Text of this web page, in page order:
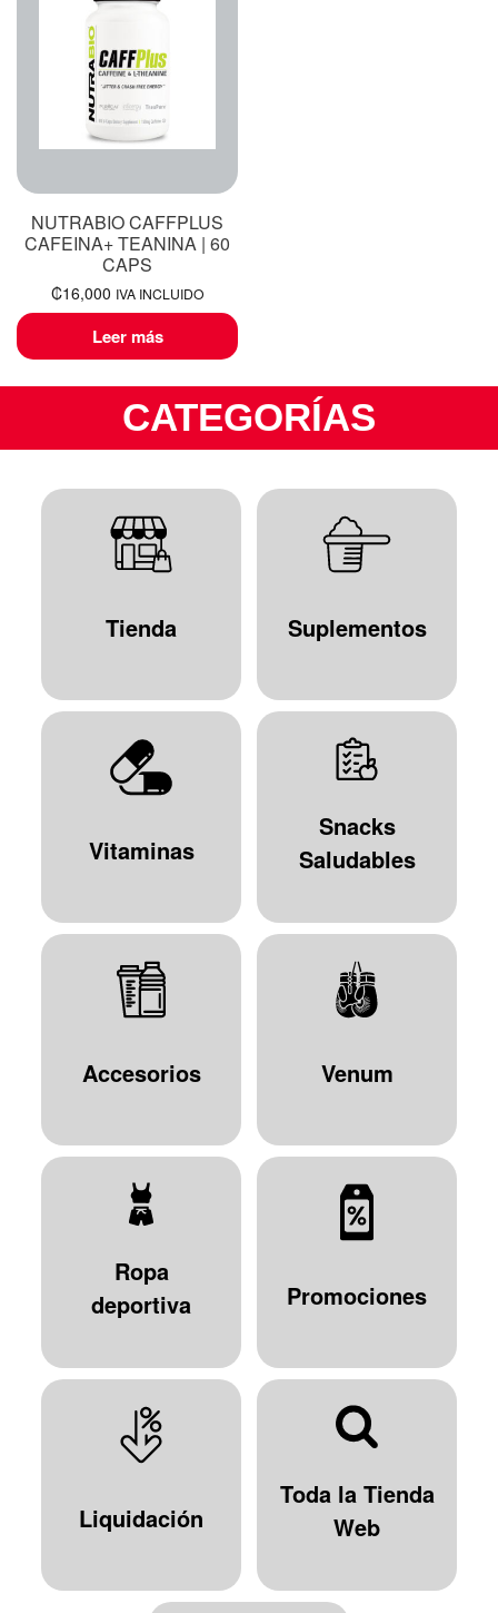
NUTRABIO CAFFPLUS
CAFEINA+ TEANINA | 60
CAPS
₡16,000 IVA INCLUIDO
Leer más
CATEGORÍAS
Tienda Suplementos
Vitaminas
Snacks
Saludables
Accesorios Venum
Ropa
deportiva
Promociones
Liquidación
Toda la Tienda
Web